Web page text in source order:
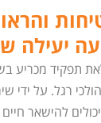
יעילה
תפקיד מכריע
רגל. על ידי
להישאר חיים